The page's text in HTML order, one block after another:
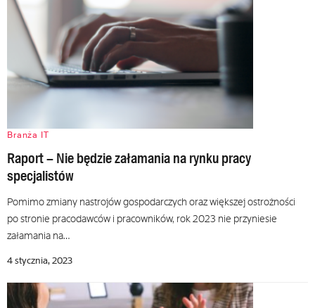
Branża IT
Raport – Nie będzie załamania na rynku pracy
specjalistów
Pomimo zmiany nastrojów gospodarczych oraz większej ostrożności
po stronie pracodawców i pracowników, rok 2023 nie przyniesie
załamania na…
4 stycznia, 2023